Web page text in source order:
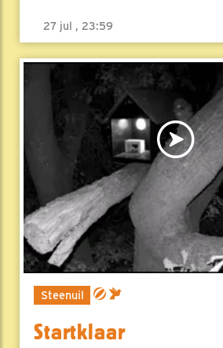
27 jul , 23:59
Steenuil
Startklaar